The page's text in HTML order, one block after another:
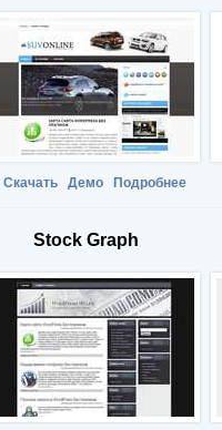
Скачать Демо Подробнее
Stock Graph